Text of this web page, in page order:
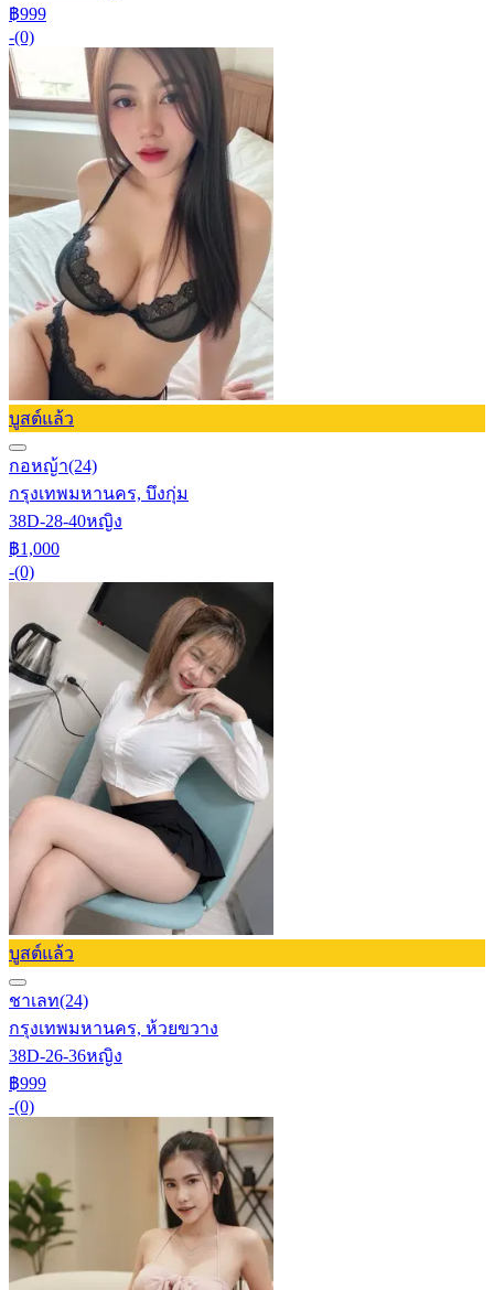
฿999
-(0)
บูสต์แล้ว
กอหญ้า(24)
กรุงเทพมหานคร, บึงกุ่ม
38D-28-40หญิง
฿1,000
-(0)
บูสต์แล้ว
ชาเลท(24)
กรุงเทพมหานคร, ห้วยขวาง
38D-26-36หญิง
฿999
-(0)